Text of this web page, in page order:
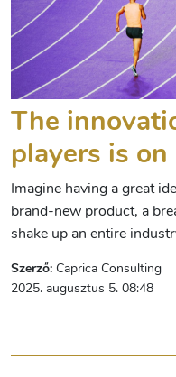
The
players is on
Imagine having a great
brand-new product, a
shake up an entire
Szerző: Caprica Consulting
2025. augusztus 5. 08:48